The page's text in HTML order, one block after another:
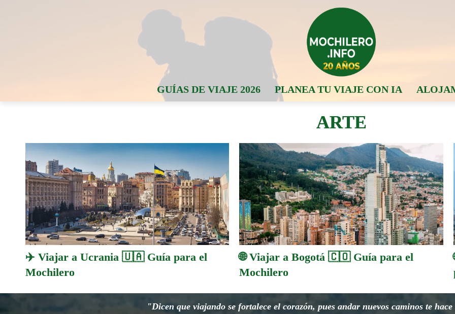
GUÍAS DE VIAJE 2026 PLANEA TU VIAJE CON IA
ARTE
✈️ Viajar a Ucrania 🇺🇦 Guía para el
Mochilero
🌐 Viajar a Bogotá 🇨🇴 Guía para el
Mochilero
"Dicen que viajando se fortalece el corazón, pues andar nuevos caminos te